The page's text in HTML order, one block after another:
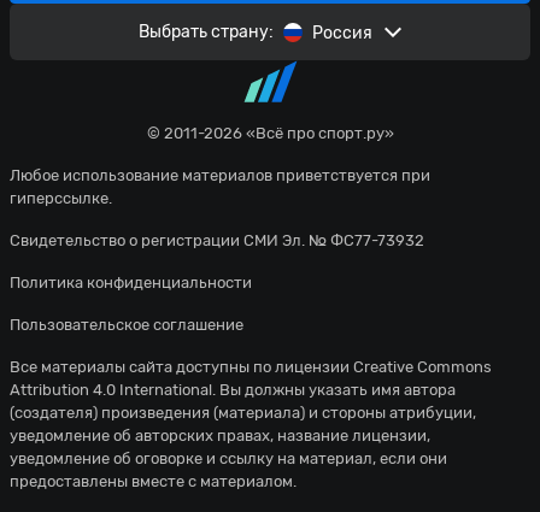
© 2011-2026 «Всё про спорт.ру»
Любое использование материалов приветствуется при
гиперссылке.
Свидетельство о регистрации СМИ Эл. № ФС77-73932
Политика конфиденциальности
Пользовательское соглашение
Выбрать страну: Россия
Все материалы сайта доступны по лицензии Creative Commons
Attribution 4.0 International. Вы должны указать имя автора
(создателя) произведения (материала) и стороны атрибуции,
уведомление об авторских правах, название лицензии,
уведомление об оговорке и ссылку на материал, если они
предоставлены вместе с материалом.